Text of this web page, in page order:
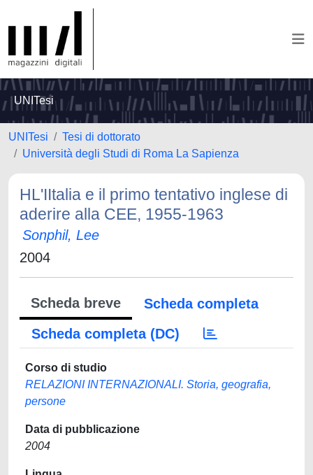
UNITesi
UNITesi
Tesi di dottorato
Università degli Studi di Roma La Sapienza
HL'IItalia e il primo tentativo inglese di
aderire alla CEE, 1955-1963
Sonphil, Lee
2004
Scheda breve
Scheda completa
Scheda completa (DC)
Corso di studio
RELAZIONI INTERNAZIONALI. Storia, geografia,
persone
Data di pubblicazione
2004